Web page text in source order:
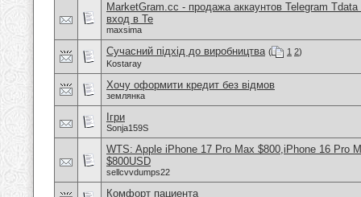
MarketGram.cc - продажа аккаунтов Telegram
вход в Te
maxsima
Сучасний підхід до виробництва ( 1 2)
Kostaray
Хочу оформити кредит без відмов
землянка
Ігри
Sonja159S
WTS: Apple iPhone 17 Pro Max $800,iPhone 16 Pro
$800USD
sellcvvdumps22
Комфорт пациента